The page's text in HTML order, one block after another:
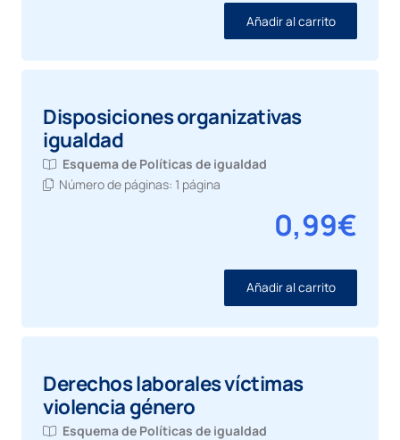
Añadir al carrito
Disposiciones organizativas
igualdad
Esquema de Políticas de igualdad
Número de páginas: 1 página
0,99€
Añadir al carrito
Derechos laborales víctimas
violencia género
Esquema de Políticas de igualdad